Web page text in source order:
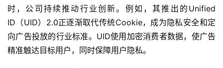
时，公司持续推动行业创新。例如，其推出的Unified
ID（UID）2.0正逐渐取代传统Cookie，成为隐私安全和定
向广告投放的行业标准。UID使用加密消费者数据，使广告
精准触达目标用户，同时保障用户隐私。